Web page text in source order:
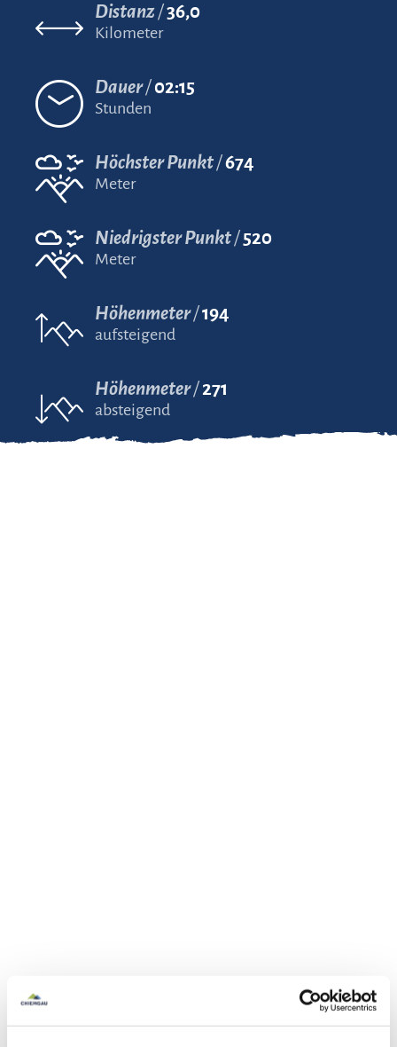
Distanz 36,0
Kilometer
Dauer 02:15
Stunden
Höchster Punkt 674
Meter
Niedrigster Punkt 520
Meter
Höhenmeter 194
aufsteigend
Höhenmeter 271
absteigend